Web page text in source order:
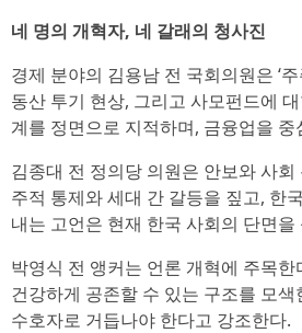
네 명의 개혁자, 네 갈래의 청사진
경제 분야의 김용남 전 국회의원은 ‘
동산 투기 현상, 그리고 사모펀드에
계를 정면으로 지적하며, 금융업을
김종대 전 정의당 의원은 안보와 사회
주적 통제와 세대 간 갈등을 짚고, 한
내는 고언은 현재 한국 사회의 단면
박영식 전 앵커는 언론 개혁에 주목
건강하게 공존할 수 있는 구조를 모
수호자로 거듭나야 한다고 강조한다.